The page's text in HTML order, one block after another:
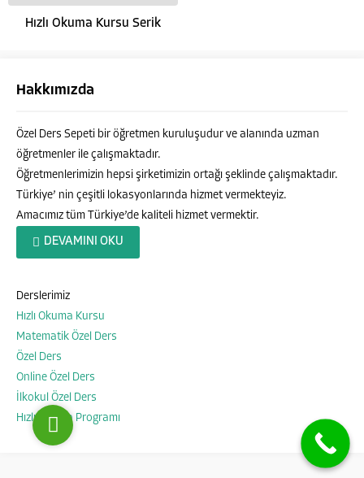
Hızlı Okuma Kursu Serik
Hakkımızda
Özel Ders Sepeti bir öğretmen kuruluşudur ve alanında uzman
öğretmenler ile çalışmaktadır.
Öğretmenlerimizin hepsi şirketimizin ortağı şeklinde çalışmaktadır.
Türkiye’ nin çeşitli lokasyonlarında hizmet vermekteyiz.
Amacımız tüm Türkiye’de kaliteli hizmet vermektir.
DEVAMINI OKU
Derslerimiz
Hızlı Okuma Kursu
Matematik Özel Ders
Özel Ders
Online Özel Ders
İlkokul Özel Ders
Hızlı Okuma Programı
Özel Ders Sepeti